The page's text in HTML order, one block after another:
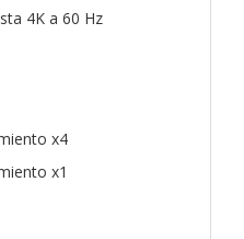
4K a 60 Hz
x4
x1